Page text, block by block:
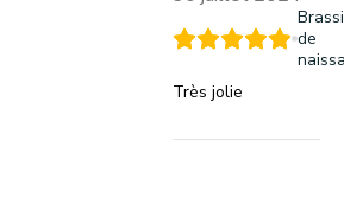
de
Très jolie